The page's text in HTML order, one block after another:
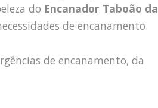
do Encanador Taboão da
de encanamento
de encanamento, da